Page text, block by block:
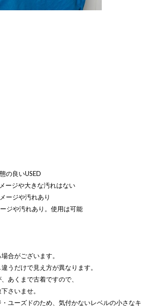
の良いUSED
ージや大きな汚れはない
ージや汚れあり
ジや汚れあり。使用は可能
合がございます。
うだけで見え方が異なります。
あくまで古着ですので、
さいませ。
ユーズドのため、気付かないレベルの小さなキ